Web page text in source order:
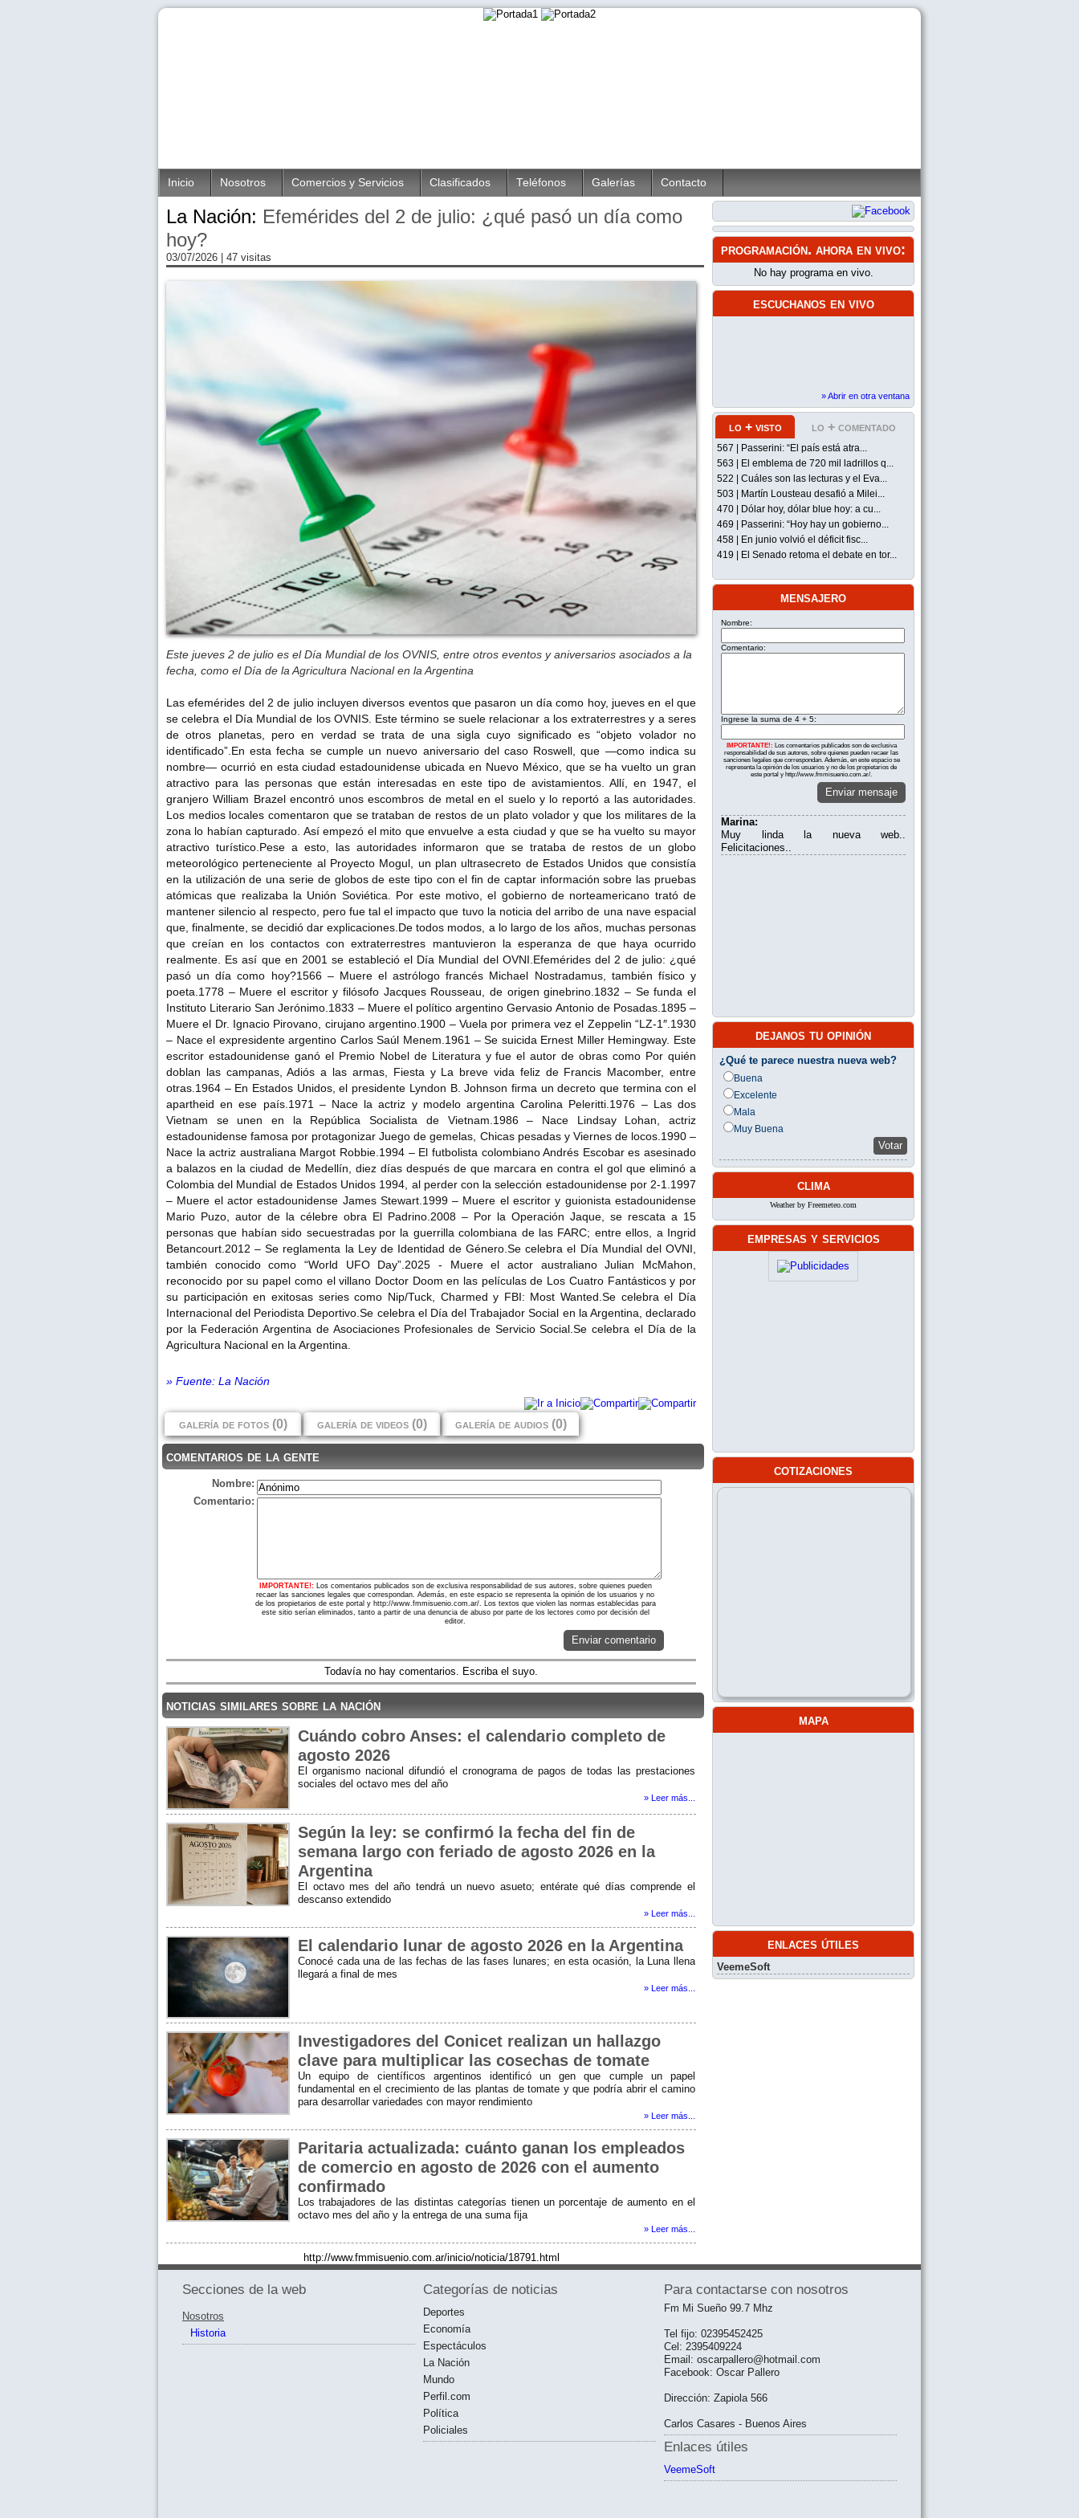
Inicio Nosotros Comercios y Servicios Clasificados Teléfonos Galerías Contacto
La Nación: Efemérides del 2 de julio: ¿qué pasó un día como
hoy?
03/07/2026 | 47 visitas
Este jueves 2 de julio es el Día Mundial de los OVNIS, entre otros eventos y aniversarios asociados a la
fecha, como el Día de la Agricultura Nacional en la Argentina
Las efemérides del 2 de julio incluyen diversos eventos que pasaron un día como hoy, jueves en el que
se celebra el Día Mundial de los OVNIS. Este término se suele relacionar a los extraterrestres y a seres
de otros planetas, pero en verdad se trata de una sigla cuyo significado es “objeto volador no
identificado”.En esta fecha se cumple un nuevo aniversario del caso Roswell, que —como indica su
nombre— ocurrió en esta ciudad estadounidense ubicada en Nuevo México, que se ha vuelto un gran
atractivo para las personas que están interesadas en este tipo de avistamientos. Allí, en 1947, el
granjero William Brazel encontró unos escombros de metal en el suelo y lo reportó a las autoridades.
Los medios locales comentaron que se trataban de restos de un plato volador y que los militares de la
zona lo habían capturado. Así empezó el mito que envuelve a esta ciudad y que se ha vuelto su mayor
atractivo turístico.Pese a esto, las autoridades informaron que se trataba de restos de un globo
meteorológico perteneciente al Proyecto Mogul, un plan ultrasecreto de Estados Unidos que consistía
en la utilización de una serie de globos de este tipo con el fin de captar información sobre las pruebas
atómicas que realizaba la Unión Soviética. Por este motivo, el gobierno de norteamericano trató de
mantener silencio al respecto, pero fue tal el impacto que tuvo la noticia del arribo de una nave espacial
que, finalmente, se decidió dar explicaciones.De todos modos, a lo largo de los años, muchas personas
que creían en los contactos con extraterrestres mantuvieron la esperanza de que haya ocurrido
realmente. Es así que en 2001 se estableció el Día Mundial del OVNI.Efemérides del 2 de julio: ¿qué
pasó un día como hoy?1566 – Muere el astrólogo francés Michael Nostradamus, también físico y
poeta.1778 – Muere el escritor y filósofo Jacques Rousseau, de origen ginebrino.1832 – Se funda el
Instituto Literario San Jerónimo.1833 – Muere el político argentino Gervasio Antonio de Posadas.1895 –
Muere el Dr. Ignacio Pirovano, cirujano argentino.1900 – Vuela por primera vez el Zeppelin “LZ-1″.1930
– Nace el expresidente argentino Carlos Saúl Menem.1961 – Se suicida Ernest Miller Hemingway. Este
escritor estadounidense ganó el Premio Nobel de Literatura y fue el autor de obras como Por quién
doblan las campanas, Adiós a las armas, Fiesta y La breve vida feliz de Francis Macomber, entre
otras.1964 – En Estados Unidos, el presidente Lyndon B. Johnson firma un decreto que termina con el
apartheid en ese país.1971 – Nace la actriz y modelo argentina Carolina Peleritti.1976 – Las dos
Vietnam se unen en la República Socialista de Vietnam.1986 – Nace Lindsay Lohan, actriz
estadounidense famosa por protagonizar Juego de gemelas, Chicas pesadas y Viernes de locos.1990 –
Nace la actriz australiana Margot Robbie.1994 – El futbolista colombiano Andrés Escobar es asesinado
a balazos en la ciudad de Medellín, diez días después de que marcara en contra el gol que eliminó a
Colombia del Mundial de Estados Unidos 1994, al perder con la selección estadounidense por 2-1.1997
– Muere el actor estadounidense James Stewart.1999 – Muere el escritor y guionista estadounidense
Mario Puzo, autor de la célebre obra El Padrino.2008 – Por la Operación Jaque, se rescata a 15
personas que habían sido secuestradas por la guerrilla colombiana de las FARC; entre ellos, a Ingrid
Betancourt.2012 – Se reglamenta la Ley de Identidad de Género.Se celebra el Día Mundial del OVNI,
también conocido como “World UFO Day”.2025 - Muere el actor australiano Julian McMahon,
reconocido por su papel como el villano Doctor Doom en las películas de Los Cuatro Fantásticos y por
su participación en exitosas series como Nip/Tuck, Charmed y FBI: Most Wanted.Se celebra el Día
Internacional del Periodista Deportivo.Se celebra el Día del Trabajador Social en la Argentina, declarado
por la Federación Argentina de Asociaciones Profesionales de Servicio Social.Se celebra el Día de la
Agricultura Nacional en la Argentina.
» Fuente: La Nación
galería de fotos (0) galería de videos (0) galería de audios (0)
comentarios de la gente
Nombre:
Comentario:
IMPORTANTE!:
Los comentarios publicados son de exclusiva responsabilidad de sus autores, sobre quienes pueden
recaer las sanciones legales que correspondan. Además, en este espacio se representa la opinión de los usuarios y no
de los propietarios de este portal y http://www.fmmisuenio.com.ar/. Los textos que violen las normas establecidas para
este sitio serían eliminados, tanto a partir de una denuncia de abuso por parte de los lectores como por decisión del
editor.
Enviar comentario
Todavía no hay comentarios. Escriba el suyo.
noticias similares sobre la nación
Cuándo cobro Anses: el calendario completo de
agosto 2026
El organismo nacional difundió el cronograma de pagos de todas las prestaciones
sociales del octavo mes del año
» Leer más...
Según la ley: se confirmó la fecha del fin de
semana largo con feriado de agosto 2026 en la
Argentina
El octavo mes del año tendrá un nuevo asueto; entérate qué días comprende el
descanso extendido
» Leer más...
El calendario lunar de agosto 2026 en la Argentina
Conocé cada una de las fechas de las fases lunares; en esta ocasión, la Luna llena
llegará a final de mes
» Leer más...
Investigadores del Conicet realizan un hallazgo
clave para multiplicar las cosechas de tomate
Un equipo de científicos argentinos identificó un gen que cumple un papel
fundamental en el crecimiento de las plantas de tomate y que podría abrir el camino
para desarrollar variedades con mayor rendimiento
» Leer más...
Paritaria actualizada: cuánto ganan los empleados
de comercio en agosto de 2026 con el aumento
confirmado
Los trabajadores de las distintas categorías tienen un porcentaje de aumento en el
octavo mes del año y la entrega de una suma fija
» Leer más...
http://www.fmmisuenio.com.ar/inicio/noticia/18791.html
programación. ahora en vivo:
No hay programa en vivo.
escuchanos en vivo
» Abrir en otra ventana
lo + visto lo + comentado
567 | Passerini: “El país está atra...
563 | El emblema de 720 mil ladrillos q...
522 | Cuáles son las lecturas y el Eva...
503 | Martín Lousteau desafió a Milei...
470 | Dólar hoy, dólar blue hoy: a cu...
469 | Passerini: “Hoy hay un gobierno...
458 | En junio volvió el déficit fisc...
419 | El Senado retoma el debate en tor...
mensajero
Nombre:
Comentario:
Ingrese la suma de 4 + 5:
IMPORTANTE!: Los comentarios publicados son de exclusiva
responsabilidad de sus autores, sobre quienes pueden recaer las
sanciones legales que correspondan. Además, en este espacio se
representa la opinión de los usuarios y no de los propietarios de
este portal y http://www.fmmisuenio.com.ar/.
Enviar mensaje
Marina:
Muy linda la nueva web..
Felicitaciones..
dejanos tu opinión
¿Qué te parece nuestra nueva web?
Buena
Excelente
Mala
Muy Buena
Votar
clima
Weather by Freemeteo.com
empresas y servicios
cotizaciones
mapa
enlaces útiles
VeemeSoft
Secciones de la web
Nosotros
Historia
Categorías de noticias
Deportes
Economía
Espectáculos
La Nación
Mundo
Perfil.com
Política
Policiales
Para contactarse con nosotros
Fm Mi Sueño 99.7 Mhz
Tel fijo: 02395452425
Cel: 2395409224
Email: oscarpallero@hotmail.com
Facebook: Oscar Pallero
Dirección: Zapiola 566
Carlos Casares - Buenos Aires
Enlaces útiles
VeemeSoft